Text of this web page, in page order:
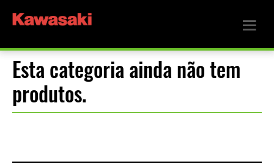
Esta categoria ainda não tem
produtos.